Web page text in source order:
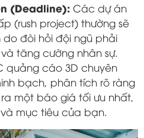
(Deadline): Các dự án
(rush project) thường sẽ
đòi hỏi đội ngũ phải
tăng cường nhân sự.
quảng cáo 3D chuyên
bạch, phân tích rõ ràng
một báo giá tối ưu nhất,
mục tiêu của bạn.